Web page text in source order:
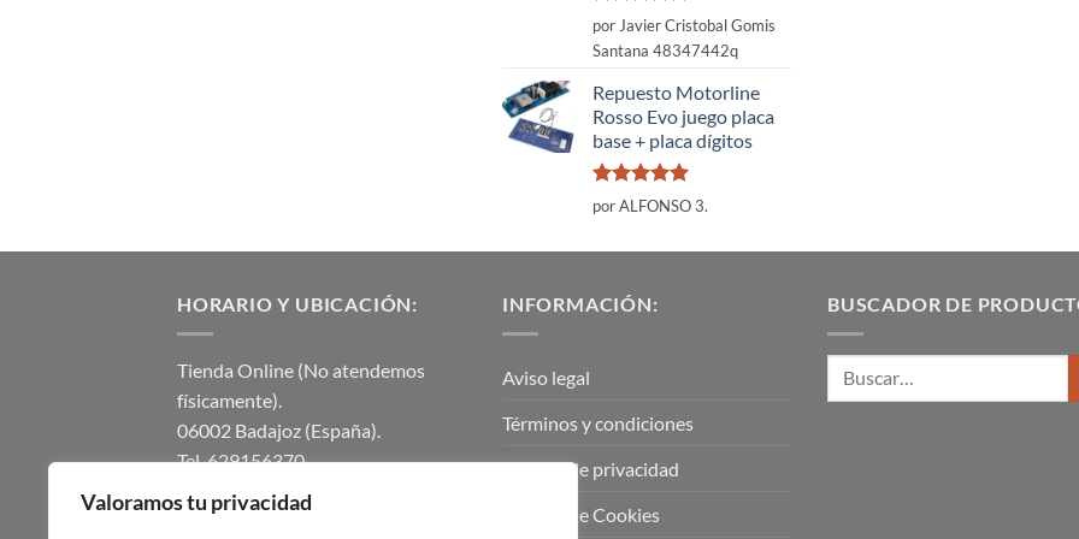
Valoramos tu privacidad
Valorado
con
por Javier Cristobal Gomis
Santana 48347442q
Repuesto Motorline
Rosso Evo juego placa
base + placa dígitos
Valorado
con
por ALFONSO 3.
HORARIO Y UBICACIÓN:
Tienda Online (No atendemos
físicamente).
06002 Badajoz (España).
Tel. 629156370.
instalmaticsur@gmail.com.
Lunes a Viernes de 8.00h a 14.00h.
INFORMACIÓN:
Aviso legal
Términos y condiciones
Política de privacidad
Política de Cookies
BUSCADOR DE